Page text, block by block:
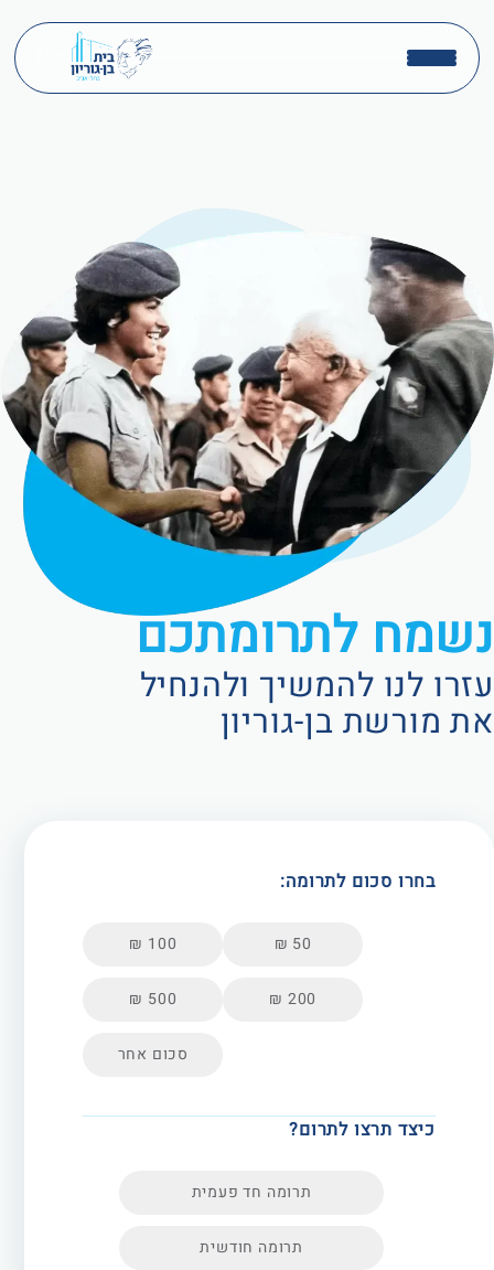
נשמח לתרומתכם
עזרו לנו להמשיך ולהנחיל
את מורשת בן-גוריון
בחרו סכום לתרומה:
50 ₪
100 ₪
200 ₪
500 ₪
סכום אחר
כיצד תרצו לתרום?
תרומה חד פעמית
תרומה חודשית